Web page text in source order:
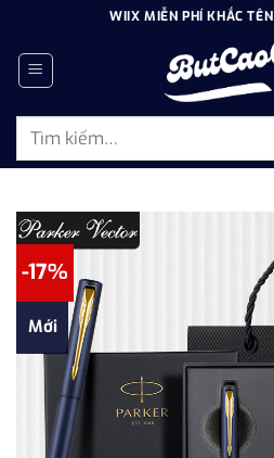
dung
WIIX MIỄN PHÍ KHẮC
Tìm
-17%
Mới